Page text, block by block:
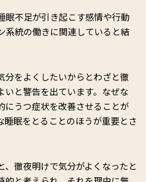
眠不足が引き起こす感情や行動
系統の働きに関連していると結
分をよくしたいからとわざと徹
いと警告を出ています。なぜな
にうつ症状を改善させることが
睡眠をとることのほうが重要とさ
、徹夜明けで気分がよくなったと